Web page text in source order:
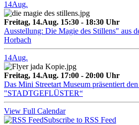
14Aug.
Freitag, 14.Aug. 15:30 - 18:30 Uhr
Ausstellung: Die Magie des Stillens" aus
Horbach
14Aug.
Freitag, 14.Aug. 17:00 - 20:00 Uhr
Das Mini Streetart Museum präsentiert
"STADTGEFLÜSTER“
View Full Calendar
Subscribe to RSS Feed